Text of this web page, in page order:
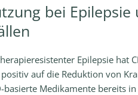
bei Epilepsie
Epilepsie hat
auf die Reduktion von
basierte Medikamente bereits